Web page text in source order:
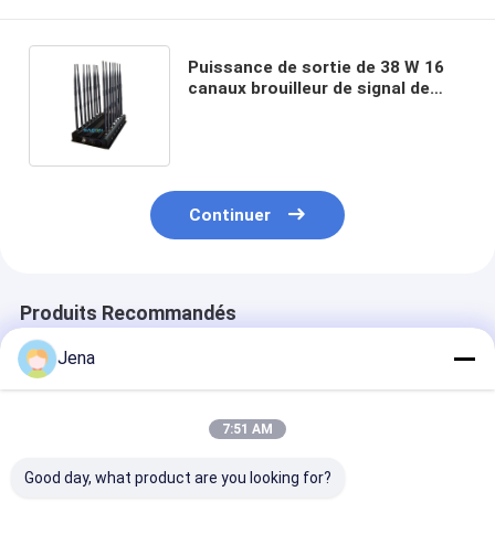
Puissance de sortie de 38 W 16
canaux brouilleur de signal de
Continuer
Produits Recommandés
Jena
7:51 AM
Good day, what product are you looking for?